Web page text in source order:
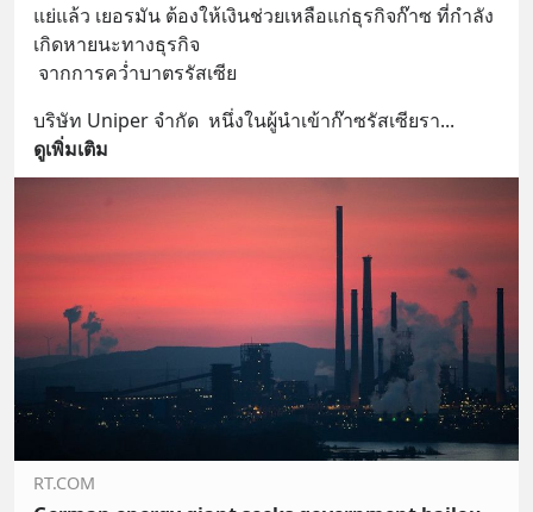
แย่แล้ว เยอรมัน ต้องให้เงินช่วยเหลือแก่ธุรกิจก๊าซ ที่กำลัง
เกิดหายนะทางธุรกิจ
จากการคว่ำบาตรรัสเซีย
บริษัท Uniper จำกัด  หนึ่งในผู้นำเข้าก๊าซรัสเซียรา...
ดูเพิ่มเติม
RT.COM